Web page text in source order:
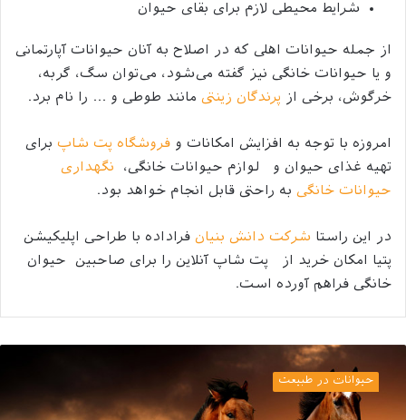
شرایط محیطی لازم برای بقای حیوان
از جمله حیوانات اهلی که در اصلاح به آنان حیوانات آپارتمانی
و یا حیوانات خانگی نیز گفته می‌شود، می‌توان سگ، گربه،
خرگوش، برخی از پرندگان زینتی مانند طوطی و … را نام برد.
امروزه با توجه به افزایش امکانات و فروشگاه پت شاپ برای
تهیه غذای حیوان و لوازم حیوانات خانگی، نگهداری
حیوانات خانگی به راحتی قابل انجام خواهد بود.
در این راستا شرکت دانش بنیان فراداده با طراحی اپلیکیشن
پتیا امکان خرید از پت شاپ آنلاین را برای صاحبین حیوان
خانگی فراهم آورده است.
درباره
اسب
حیوانات در طبیعت